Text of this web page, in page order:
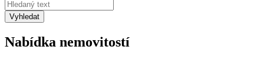
Vyhledat
Nabídka nemovitostí